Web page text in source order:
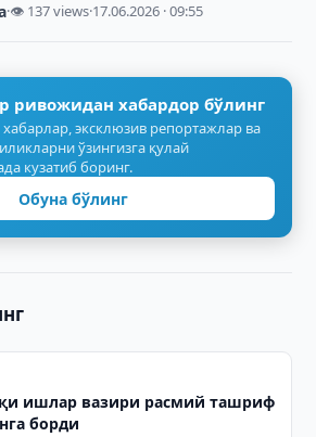
·👁 137 views·17.06.2026 · 09:55
ривожидан хабардор бўлинг
эксклюзив репортажлар ва
ўзингизга қулай
кузатиб боринг.
Обуна бўлинг
ишлар вазири расмий ташриф
борди